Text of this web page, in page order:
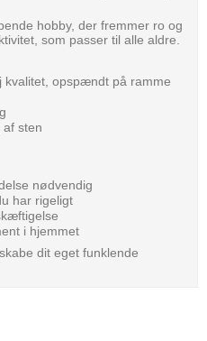
hobby, der fremmer ro og
som passer til alle aldre.
opspændt på ramme
af sten
nødvendig
har rigeligt
i hjemmet
dit eget funklende